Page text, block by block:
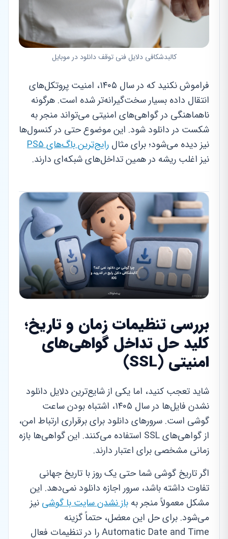
کالبدشکافی دلایل فنی توقف دانلود در موبایل
فراموش نکنید که در سال ۱۴۰۵، امنیت پروتکل‌های
انتقال داده بسیار سخت‌گیرانه‌تر شده است. هرگونه
ناهماهنگی در گواهی‌های امنیتی می‌تواند منجر به
شکست در دانلود شود. این موضوع حتی در کنسول‌ها
نیز دیده می‌شود؛ برای مثال رایج‌ترین باگ‌های PS5
نیز اغلب ریشه در همین تداخل‌های شبکه‌ای دارند.
بررسی تنظیمات زمان و تاریخ؛
کلید حل تداخل گواهی‌های
امنیتی (SSL)
شاید تعجب کنید، اما یکی از شایع‌ترین دلایل دانلود
نشدن فایل‌ها در سال ۱۴۰۵، اشتباه بودن ساعت
گوشی است. سرورهای دانلود برای برقراری ارتباط امن،
از گواهی‌های SSL استفاده می‌کنند. این گواهی‌ها بازه
زمانی مشخصی برای اعتبار دارند.
اگر تاریخ گوشی شما حتی یک روز با تاریخ جهانی
تفاوت داشته باشد، سرور اجازه دانلود نمی‌دهد. این
مشکل معمولاً منجر به باز نشدن سایت با گوشی نیز
می‌شود. برای حل این معضل، حتماً گزینه
Automatic Date and Time را در تنظیمات فعال